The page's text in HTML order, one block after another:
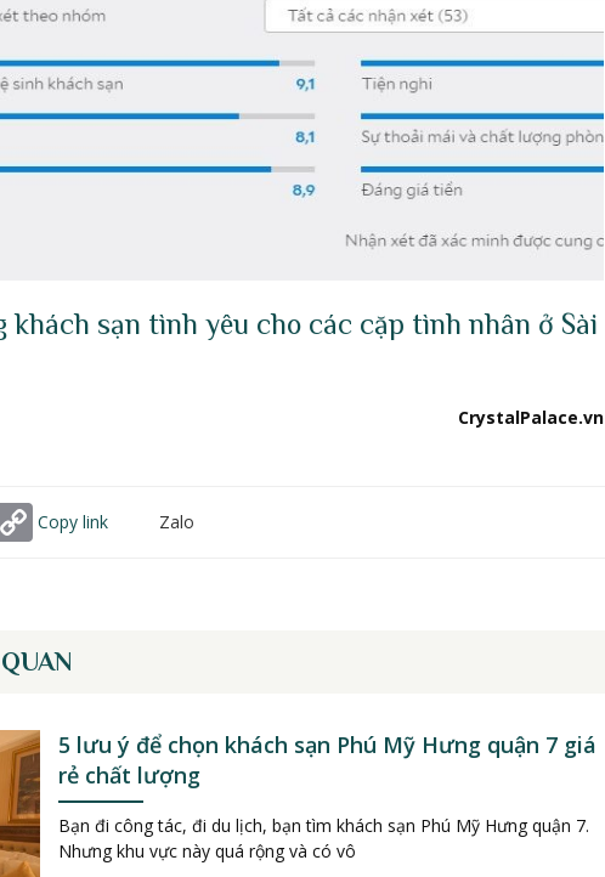
khách sạn tình yêu cho các cặp tình nhân ở Sài
CrystalPalace.vn
Copy link Zalo
5 lưu ý để chọn khách sạn Phú Mỹ Hưng quận 7 giá
rẻ chất lượng
Bạn đi công tác, đi du lịch, bạn tìm khách sạn Phú Mỹ Hưng quận 7.
Nhưng khu vực này quá rộng và có vô